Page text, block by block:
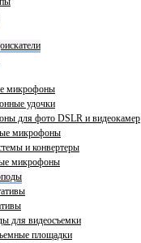
микрофоны
удочки
для фото DSLR и видеокамер
микрофоны
и конвертеры
микрофоны
для видеосъемки
площадки